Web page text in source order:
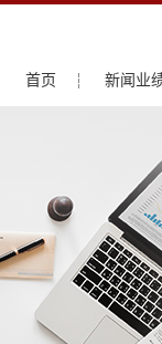
首页 新闻业